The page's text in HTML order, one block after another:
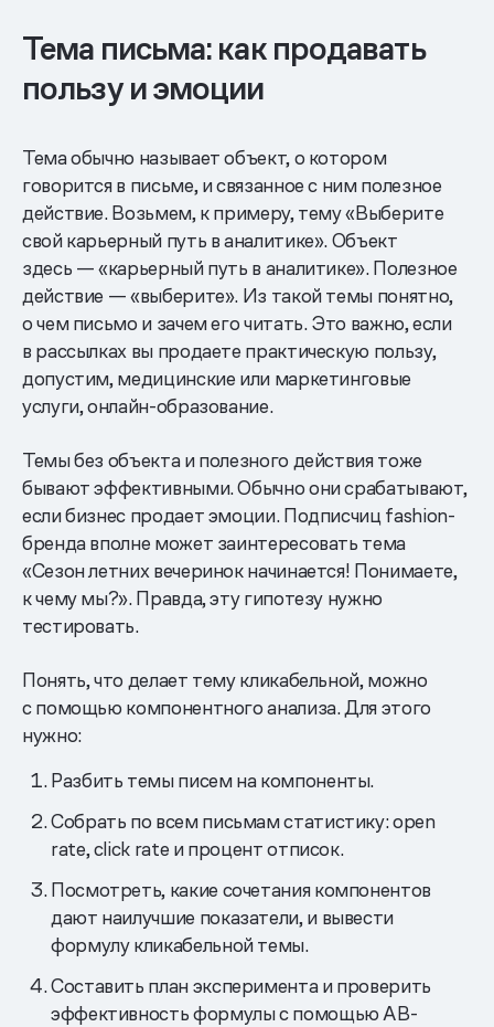
Тема письма: как продавать
пользу и эмоции
Тема обычно называет объект, о котором
говорится в письме, и связанное с ним полезное
действие. Возьмем, к примеру, тему «Выберите
свой карьерный путь в аналитике». Объект
здесь — «карьерный путь в аналитике». Полезное
действие — «выберите». Из такой темы понятно,
о чем письмо и зачем его читать. Это важно, если
в рассылках вы продаете практическую пользу,
допустим, медицинские или маркетинговые
услуги, онлайн-образование.
Темы без объекта и полезного действия тоже
бывают эффективными. Обычно они срабатывают,
если бизнес продает эмоции. Подписчиц fashion-
бренда вполне может заинтересовать тема
«Сезон летних вечеринок начинается! Понимаете,
к чему мы?». Правда, эту гипотезу нужно
тестировать.
Понять, что делает тему кликабельной, можно
с помощью компонентного анализа. Для этого
нужно:
Разбить темы писем на компоненты.
Собрать по всем письмам статистику: open
rate, click rate и процент отписок.
Посмотреть, какие сочетания компонентов
дают наилучшие показатели, и вывести
формулу кликабельной темы.
Составить план эксперимента и проверить
эффективность формулы с помощью AB-